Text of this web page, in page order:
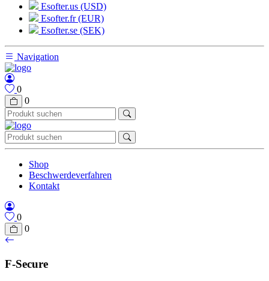
Esofter.us (USD)
Esofter.fr (EUR)
Esofter.se (SEK)
Navigation
0
0
Shop
Beschwerdeverfahren
Kontakt
0
0
F-Secure